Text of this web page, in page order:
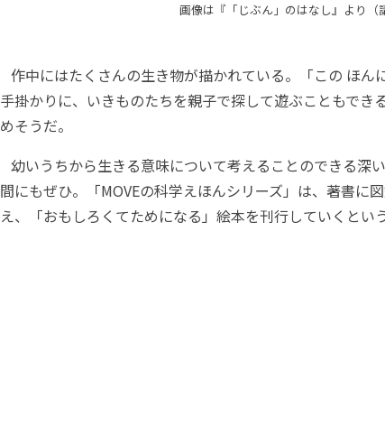
画像は『「じぶん」のはなし』より（
作中にはたくさんの生き物が描かれている。「この ほん
手掛かりに、いきものたちを親子で探して遊ぶこともでき
めそうだ。
幼いうちから生きる意味について考えることのできる深
間にもぜひ。「MOVEの科学えほんシリーズ」は、著書に
え、「おもしろくてためになる」絵本を刊行していくとい